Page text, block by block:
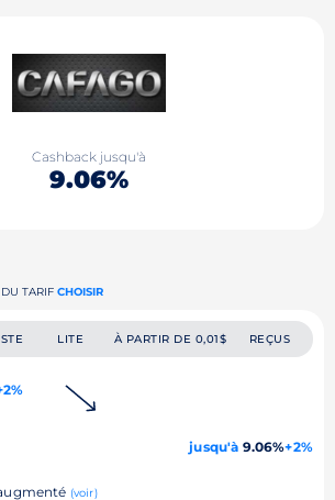
Cashback jusqu'à
9.06%
TARIF CHOISIR
LITE À PARTIR DE 0,01$ REÇUS
jusqu'à 9.06%+2%
(voir)